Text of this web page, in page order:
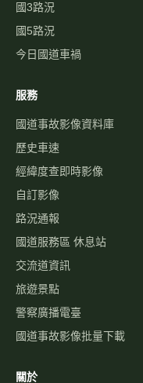
國3路況
國5路況
今日國道車禍
服務
國道事故影像資料庫
歷史車速
經緯度查即時影像
自訂影像
路況通報
國道服務區 休息站
交流道資訊
旅遊景點
警察廣播電臺
國道事故影像批量下載
關於